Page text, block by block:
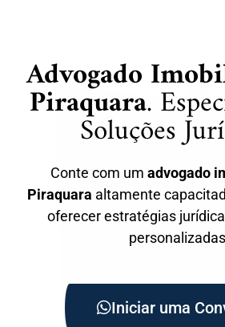
Advogado
Piraquara.
Soluções
Conte com um advogado
Piraquara altamente
oferecer estratégias
Iniciar uma